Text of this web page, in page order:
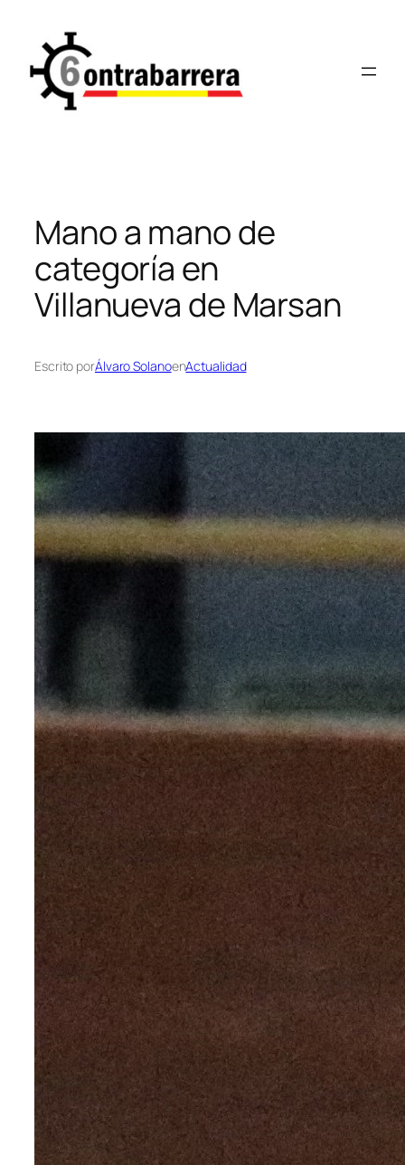
contenido
Mano a mano de
categoría en
Villanueva de Marsan
Escrito porÁlvaro SolanoenActualidad